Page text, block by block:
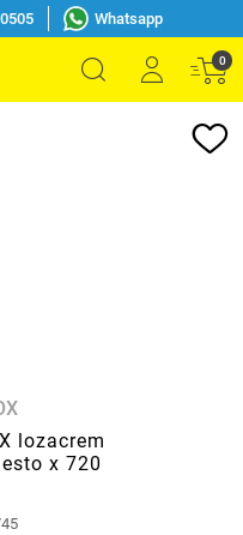
Whatsapp
0
lozacrem
x 720